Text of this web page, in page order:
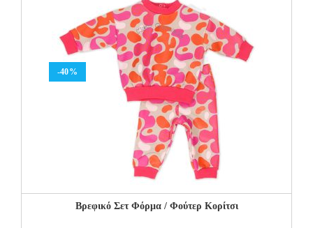
-40%
Βρεφικό Σετ Φόρμα / Φούτερ Κορίτσι